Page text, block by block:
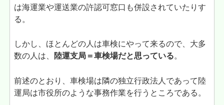
は海運業や運送業の許認可窓口も併設されていたりす
る。
しかし、ほとんどの人は車検にやって来るので、大多
数の人は、
陸運支局＝車検場だと思っている。
前述のとおり、車検場は隣の独立行政法人であって陸
運局は市役所のような事務作業を行うところである。